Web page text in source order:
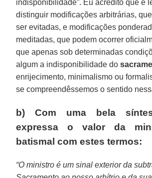
indisponibilidade”. Eu acredito que é
distinguir modificações arbitrárias,
ser evitadas, e modificações
meditadas, que podem ocorrer
que apenas sob determinadas
algum a indisponibilidade do
enrijecimento, minimalismo ou
se compreendêssemos o sentido
b) Com uma bela
expressa o valor da
batismal com estes termos:
“O ministro é um sinal exterior da